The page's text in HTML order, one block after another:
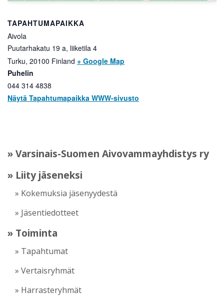
TAPAHTUMAPAIKKA
Aivola
Puutarhakatu 19 a, liiketila 4
Turku, 20100 Finland + Google Map
Puhelin
044 314 4838
Näytä Tapahtumapaikka WWW-sivusto
» Varsinais-Suomen Aivovammayhdistys ry
» Liity jäseneksi
» Kokemuksia jäsenyydestä
» Jäsentiedotteet
» Toiminta
» Tapahtumat
» Vertaisryhmät
» Harrasteryhmät